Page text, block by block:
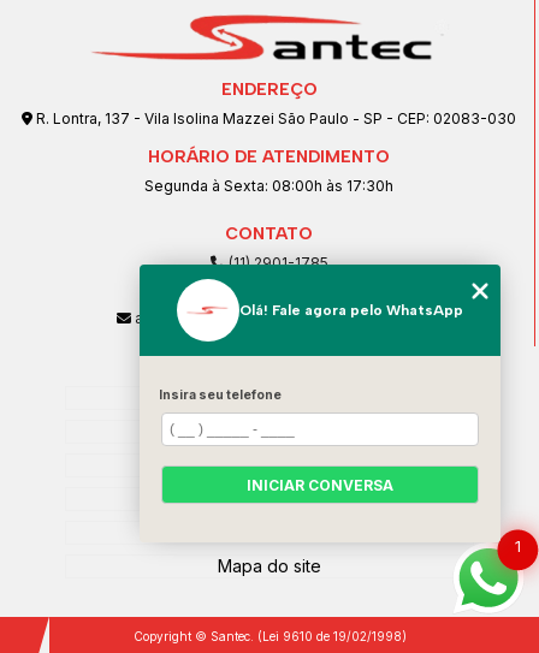
ENDEREÇO
R. Lontra, 137 - Vila Isolina Mazzei São Paulo - SP - CEP: 02083-030
HORÁRIO DE ATENDIMENTO
Segunda à Sexta: 08:00h às 17:30h
CONTATO
(11) 2901-1785
(11) 99239-1832
atendimento@santeccopiadoras.com.br
Home
Empresa
SERVIÇOS
Contato
Mapa do site
Copyright © Santec. (Lei 9610 de 19/02/1998)
1
Olá! Fale agora pelo WhatsApp
Insira seu telefone
INICIAR CONVERSA